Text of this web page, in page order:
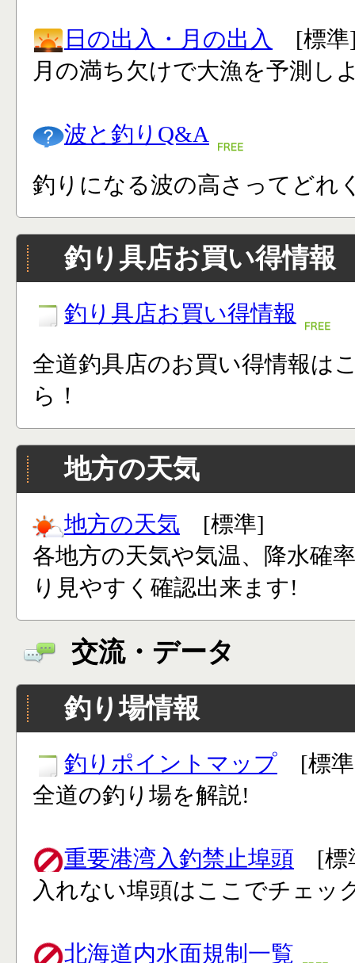
日の出入・月の出入
[標準
月の満ち欠けで大漁を予測し
波と釣りQ&A
釣りになる波の高さってどれ
釣り具店お買い得情報
釣り具店お買い得情報
全道釣具店のお買い得情報は
ら！
地方の天気
地方の天気 [標準]
各地方の天気や気温、降水確
り見やすく確認出来ます!
交流・データ
釣り場情報
釣りポイントマップ [標
全道の釣り場を解説!
重要港湾入釣禁止埠頭 [標
入れない埠頭はここでチェッ
北海道内水面規制一覧